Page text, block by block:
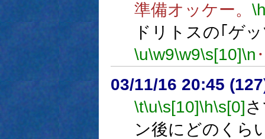
準備オッケー。
ドリトスの｢ゲ
\u\w9\w9\s[10]\n
03/11/16 20:45
\t\u\s[10]\h\s[0]
ン後にどのくら